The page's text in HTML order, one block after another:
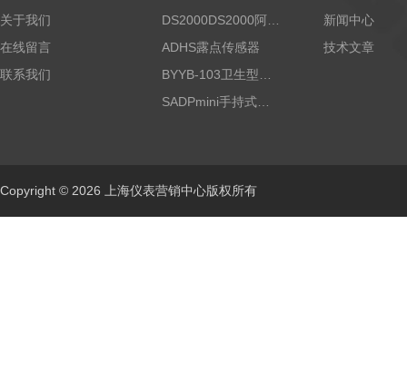
关于我们
在线留言
联系我们
ADHS露点传感器
新闻中心
技术文章
Copyright © 2026 上海仪表营销中心版权所有